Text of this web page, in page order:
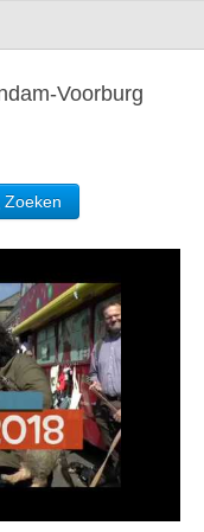
Voorburg
Zoeken